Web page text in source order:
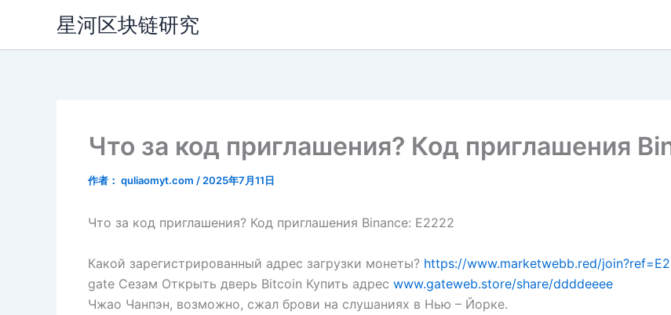
内
星河区块链研究
Что за код приглашения? Код приглашения
作者： quliaomyt.com / 2025年7月11日
Что за код приглашения? Код приглашения Binance: E2222
Какой зарегистрированный адрес загрузки монеты? https://www.marketwebb.red/
gate Сезам Открыть дверь Bitcoin Купить адрес www.gateweb.store/share/ddddeeee
Чжао Чанпэн, возможно, сжал брови на слушаниях в Нью – Йорке.